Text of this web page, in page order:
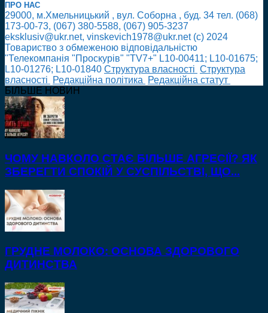
ПРО НАС
29000, м.Хмельницький , вул. Соборна , буд. 34 тел. (068)
173-00-73, (067) 380-5588, (067) 905-3237
eksklusiv@ukr.net, vinskevich1978@ukr.net (с) 2024
Товариство з обмеженою відповідальністю
"Телекомпанія "Проскурів" "TV7+" L10-00411; L10-01675;
L10-01276; L10-01840 Cтруктура власності Cтруктура
власності
Редакційна політика
Редакційна статут
БІЛЬШЕ НОВИН
ЧОМУ НАВКОЛО СТАЄ БІЛЬШЕ АГРЕСІЇ? ЯК
ЗБЕРЕГТИ СПОКІЙ У СУСПІЛЬСТВІ, ЩО...
ГРУДНЕ МОЛОКО: ОСНОВА ЗДОРОВОГО
ДИТИНСТВА